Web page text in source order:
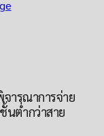
ารณาการจ่าย
นต่ำกว่าสาย